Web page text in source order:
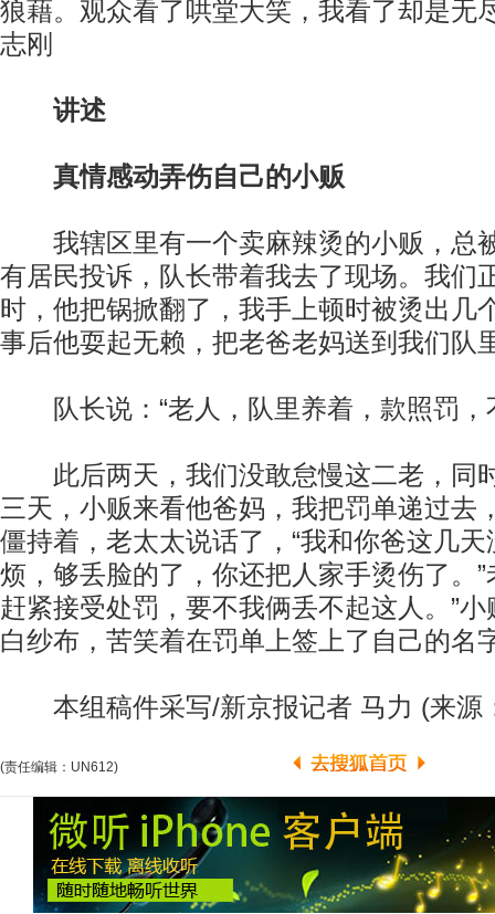
狼藉。观众看了哄堂大笑，我看了却是无
志刚
讲述
真情感动弄伤自己的小贩
我辖区里有一个卖麻辣烫的小贩，总
有居民投诉，队长带着我去了现场。我们
时，他把锅掀翻了，我手上顿时被烫出几
事后他耍起无赖，把老爸老妈送到我们队
队长说：“老人，队里养着，款照罚，
此后两天，我们没敢怠慢这二老，同
三天，小贩来看他爸妈，我把罚单递过去
僵持着，老太太说话了，“我和你爸这几
烦，够丢脸的了，你还把人家手烫伤了。”
赶紧接受处罚，要不我俩丢不起这人。”
白纱布，苦笑着在罚单上签上了自己的名
本组稿件采写/新京报记者 马力 (来源
(责任编辑：UN612)